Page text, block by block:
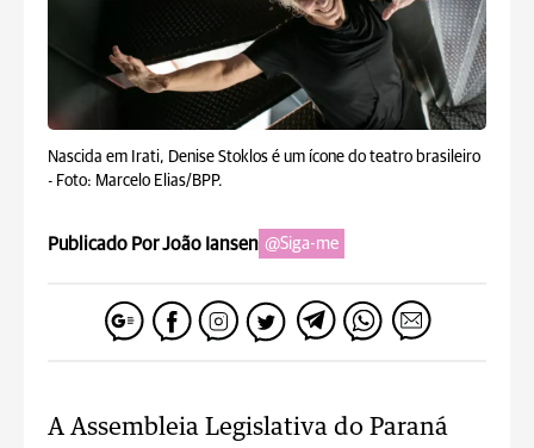
Nascida em Irati, Denise Stoklos é um ícone do teatro brasileiro
- Foto: Marcelo Elias/BPP.
Publicado Por João Iansen @Siga-me
A Assembleia Legislativa do Paraná